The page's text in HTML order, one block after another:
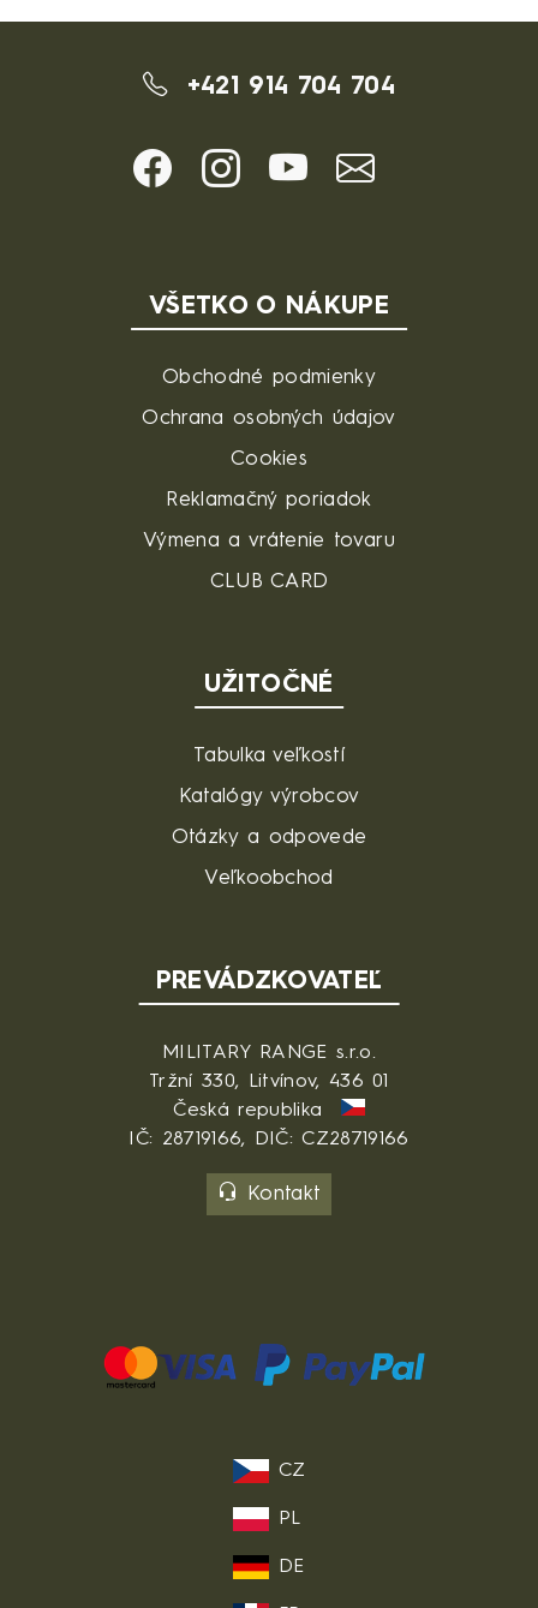
+421 914 704 704
VŠETKO O NÁKUPE
Obchodné podmienky
Ochrana osobných údajov
Cookies
Reklamačný poriadok
Výmena a vrátenie tovaru
CLUB CARD
UŽITOČNÉ
Tabulka veľkostí
Katalógy výrobcov
Otázky a odpovede
Veľkoobchod
PREVÁDZKOVATEĽ
MILITARY RANGE s.r.o.
Tržní 330, Litvínov, 436 01
Česká republika
IČ: 28719166, DIČ: CZ28719166
Kontakt
CZ
PL
DE